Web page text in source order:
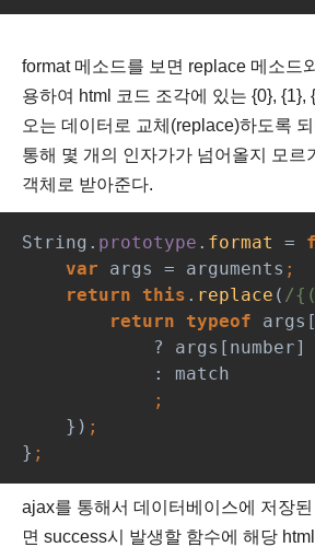
format 메소드를 보면 replace 메소드
용하여 html 코드 조각에 있는 {0}, {1},
오는 데이터로 교체(replace)하도록
통해 몇 개의 인자가가 넘어올지 모르
객체로 받아준다.
String. prototype . format =
var args = arguments ;
return this . replace ( /
return typeof
? args[number]
            : match
;
}) ;
} ;
ajax를 통해서 데이터베이스에 저장
면 success시 발생할 함수에 해당